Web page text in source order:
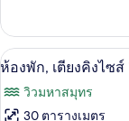
ระเบียง
(Gulf
View,
High
เกี่ยว
กับ
ห้อง
ท,
เปิด
ภาพถ่าย
ทั้งหมด
6
ห้องพัก, เตียงคิงไซส์
วิวมหาสมุทร
30 ตารางเมตร